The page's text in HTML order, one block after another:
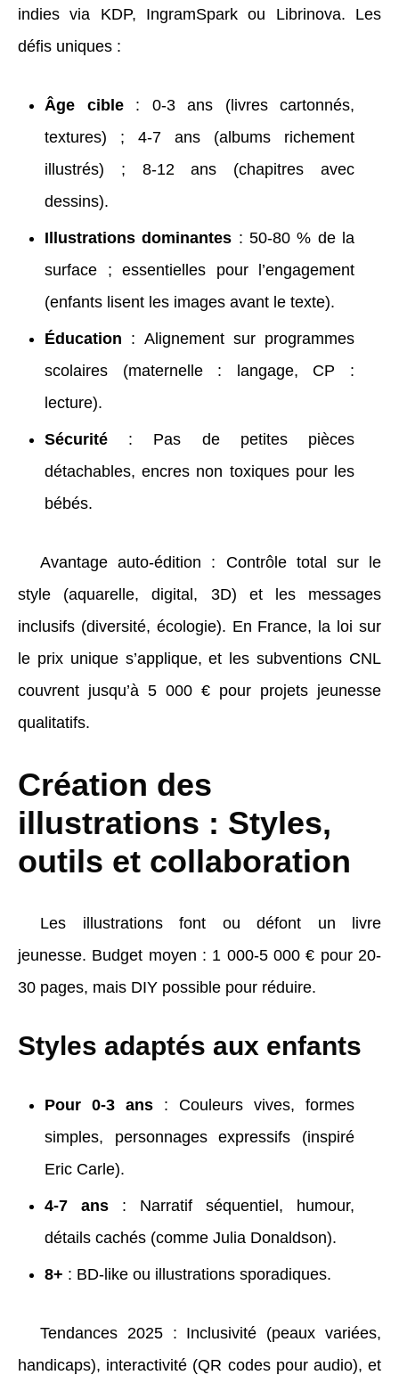
indies via KDP, IngramSpark ou Librinova. Les
défis uniques :
Âge cible: 0-3 ans (livres cartonnés,
textures) ; 4-7 ans (albums richement
illustrés) ; 8-12 ans (chapitres avec
dessins).
Illustrations dominantes : 50-80 % de la
surface ; essentielles pour l’engagement
(enfants lisent les images avant le texte).
Éducation : Alignement sur programmes
scolaires (maternelle : langage, CP :
lecture).
Sécurité : Pas de petites pièces
détachables, encres non toxiques pour les
bébés.
Avantage auto-édition : Contrôle total sur le
style (aquarelle, digital, 3D) et les messages
inclusifs (diversité, écologie). En France, la loi sur
le prix unique s’applique, et les subventions CNL
couvrent jusqu’à 5 000 € pour projets jeunesse
qualitatifs.
Création des
illustrations : Styles,
outils et collaboration
Les illustrations font ou défont un livre
jeunesse. Budget moyen : 1 000-5 000 € pour 20-
30 pages, mais DIY possible pour réduire.
Styles adaptés aux enfants
Pour 0-3 ans : Couleurs vives, formes
simples, personnages expressifs (inspiré
Eric Carle).
4-7 ans : Narratif séquentiel, humour,
détails cachés (comme Julia Donaldson).
8+ : BD-like ou illustrations sporadiques.
Tendances 2025 : Inclusivité (peaux variées,
handicaps), interactivité (QR codes pour audio), et